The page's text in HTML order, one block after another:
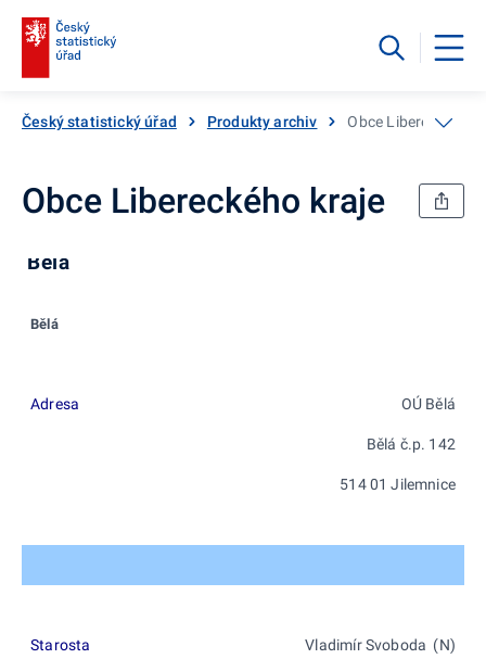
Český statistický úřad Produkty archiv Obce Libereckého
Obce Libereckého kraje
Bělá
Bělá
Adresa OÚ Bělá
Bělá č.p. 142
514 01 Jilemnice
Starosta Vladimír Svoboda (N)